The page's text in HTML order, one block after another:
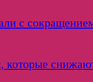
с
которые